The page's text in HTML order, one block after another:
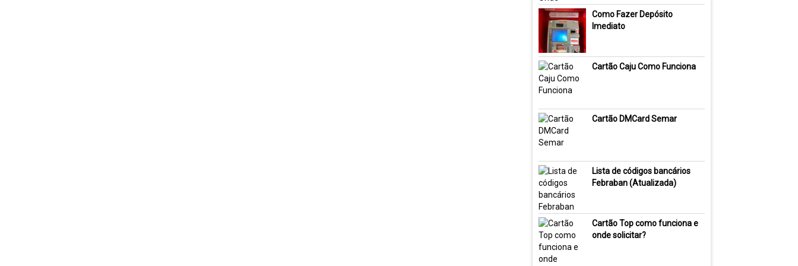
Como Fazer Depósito
Imediato
Cartão Caju Como Funciona
Cartão DMCard Semar
Lista de códigos bancários
Febraban (Atualizada)
Cartão Top como funciona e
onde solicitar?